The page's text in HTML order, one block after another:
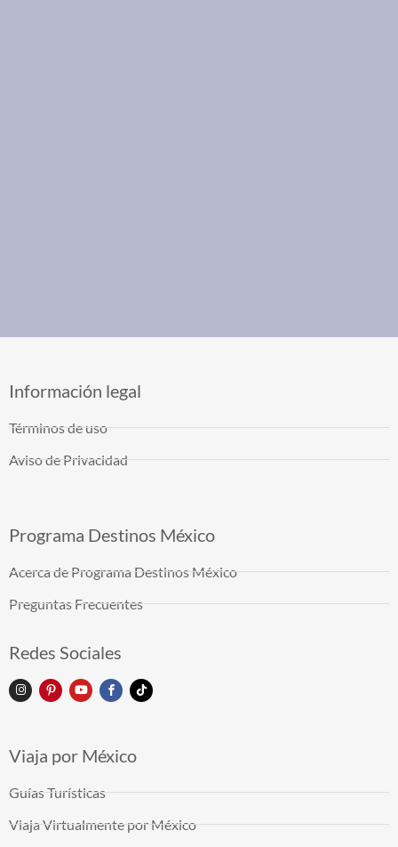
Información legal
Términos de uso
Aviso de Privacidad
Programa Destinos México
Acerca de Programa Destinos México
Preguntas Frecuentes
Redes Sociales
Viaja por México
Guías Turísticas
Viaja Virtualmente por México